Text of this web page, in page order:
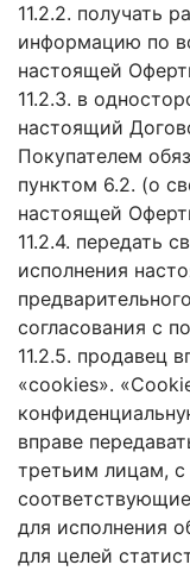
11.2.2. получать
информацию по
настоящей
11.2.3. в
настоящий
Покупателем
пунктом 6.2. (о
настоящей
11.2.4. передать
исполнения
согласования с
11.2.5. продавец
«cookies».
вправе
третьим лицам,
для исполнения
для целей